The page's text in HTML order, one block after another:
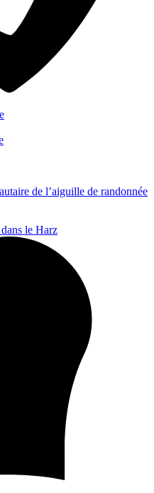
de l’aiguille de randonnée
le Harz